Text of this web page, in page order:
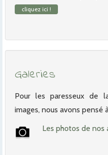
cliquez ici !
Galeries
Pour les paresseux de
images, nous avons pensé
Les photos de nos